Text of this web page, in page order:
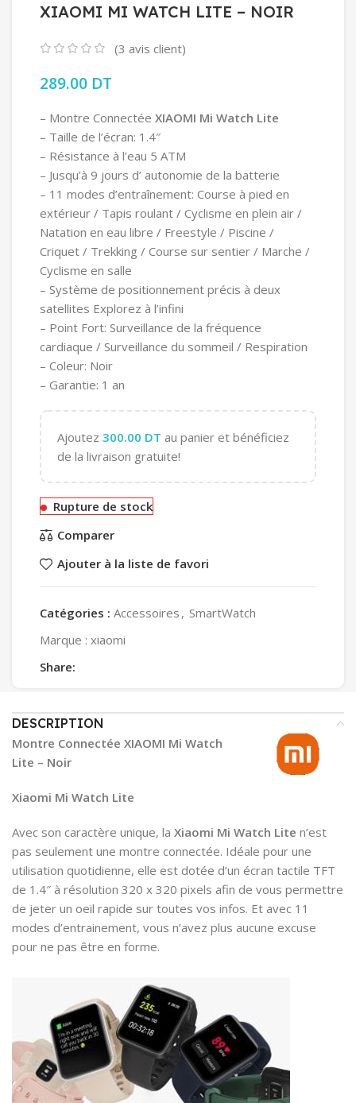
XIAOMI MI WATCH LITE – NOIR
(3 avis client)
289.00 DT
– Montre Connectée XIAOMI Mi Watch Lite
– Taille de l’écran: 1.4″
– Résistance à l’eau 5 ATM
– Jusqu’à 9 jours d’ autonomie de la batterie
– 11 modes d’entraînement: Course à pied en
extérieur / Tapis roulant / Cyclisme en plein air /
Natation en eau libre / Freestyle / Piscine /
Criquet / Trekking / Course sur sentier / Marche /
Cyclisme en salle
– Système de positionnement précis à deux
satellites Explorez à l’infini
– Point Fort: Surveillance de la fréquence
cardiaque / Surveillance du sommeil / Respiration
– Coleur: Noir
– Garantie: 1 an
Ajoutez 300.00 DT au panier et bénéficiez
de la livraison gratuite!
Rupture de stock
Comparer
Ajouter à la liste de favori
Catégories : Accessoires , SmartWatch
Marque : xiaomi
Share:
DESCRIPTION
Montre Connectée XIAOMI Mi Watch
Lite – Noir
Xiaomi Mi Watch Lite
Avec son caractère unique, la Xiaomi Mi Watch Lite n’est
pas seulement une montre connectée. Idéale pour une
utilisation quotidienne, elle est dotée d’un écran tactile TFT
de 1.4″ à résolution 320 x 320 pixels afin de vous permettre
de jeter un oeil rapide sur toutes vos infos. Et avec 11
modes d’entrainement, vous n’avez plus aucune excuse
pour ne pas être en forme.